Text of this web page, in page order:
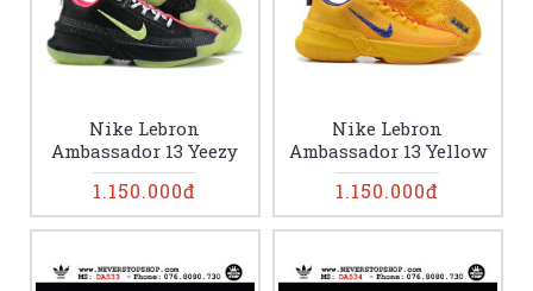
Nike Lebron
Ambassador 13 Yeezy
1.150.000đ
Nike Lebron
Ambassador 13 Yellow
1.150.000đ